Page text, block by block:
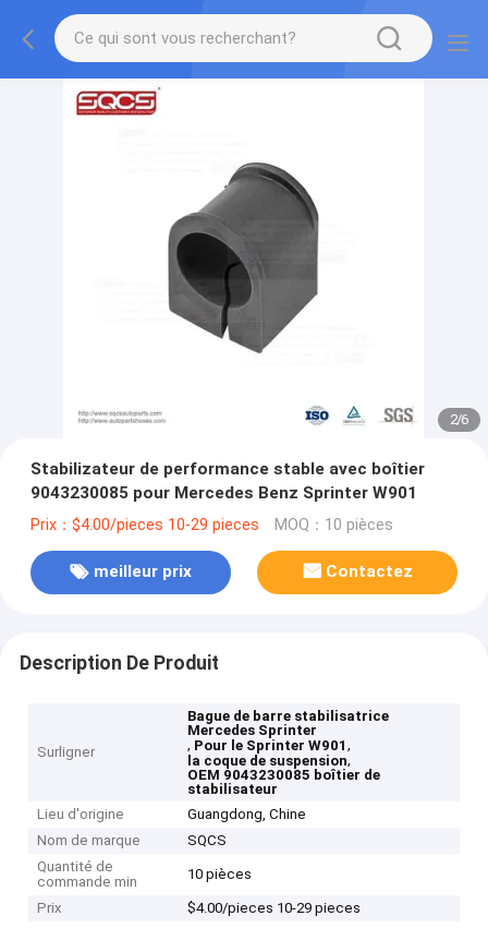
2/6
Stabilizateur de performance stable avec boîtier
9043230085 pour Mercedes Benz Sprinter W901
Prix：$4.00/pieces 10-29 pieces MOQ：10 pièces
meilleur prix Contactez
Description De Produit
Surligner
Bague de barre stabilisatrice
Mercedes Sprinter
, Pour le Sprinter W901,
la coque de suspension,
OEM 9043230085 boîtier de
stabilisateur
Lieu d'origine
Guangdong, Chine
Nom de marque
SQCS
Quantité de
commande min
10 pièces
Prix $4.00/pieces 10-29 pieces